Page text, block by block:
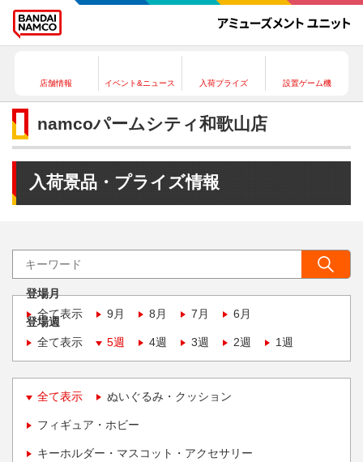
店舗情報 イベント&ニュース 入荷プライズ 設置ゲーム機
namcoパームシティ和歌山店
入荷景品・プライズ情報
登場月
全て表示
9月 8月 7月 6月
登場週
全て表示
5週 4週 3週 2週 1週
全て表示 ぬいぐるみ・クッション
フィギュア・ホビー
キーホルダー・マスコット・アクセサリー